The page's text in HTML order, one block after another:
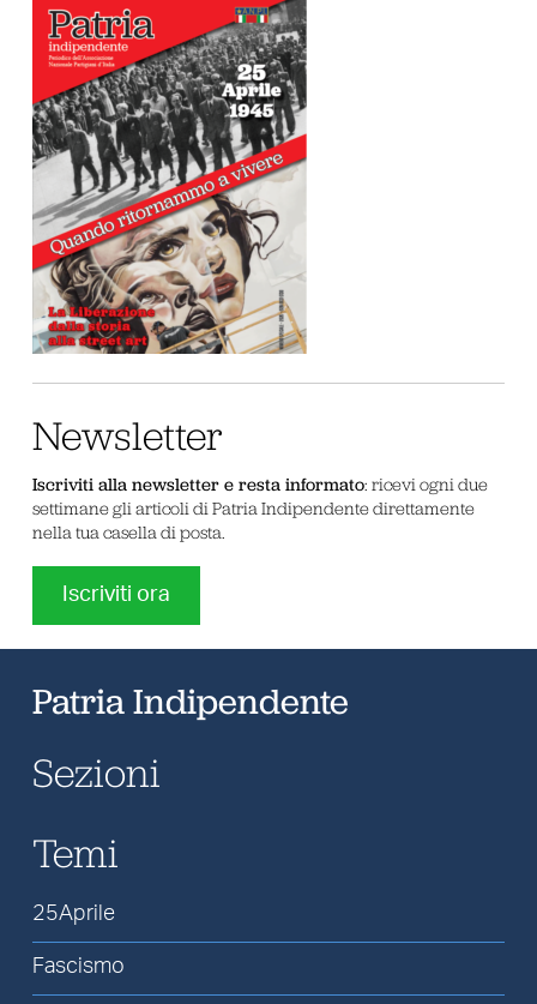
Newsletter
Iscriviti alla newsletter e resta informato: ricevi ogni due
settimane gli articoli di Patria Indipendente direttamente
nella tua casella di posta.
Iscriviti ora
Patria Indipendente
Sezioni
Temi
25Aprile
Fascismo